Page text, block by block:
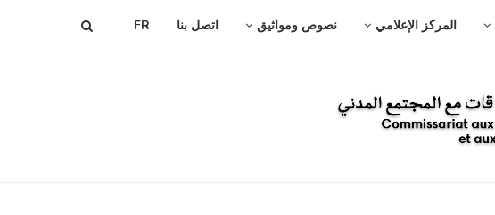
المركز الإعلامي نصوص ومواثيق اتصل بنا FR